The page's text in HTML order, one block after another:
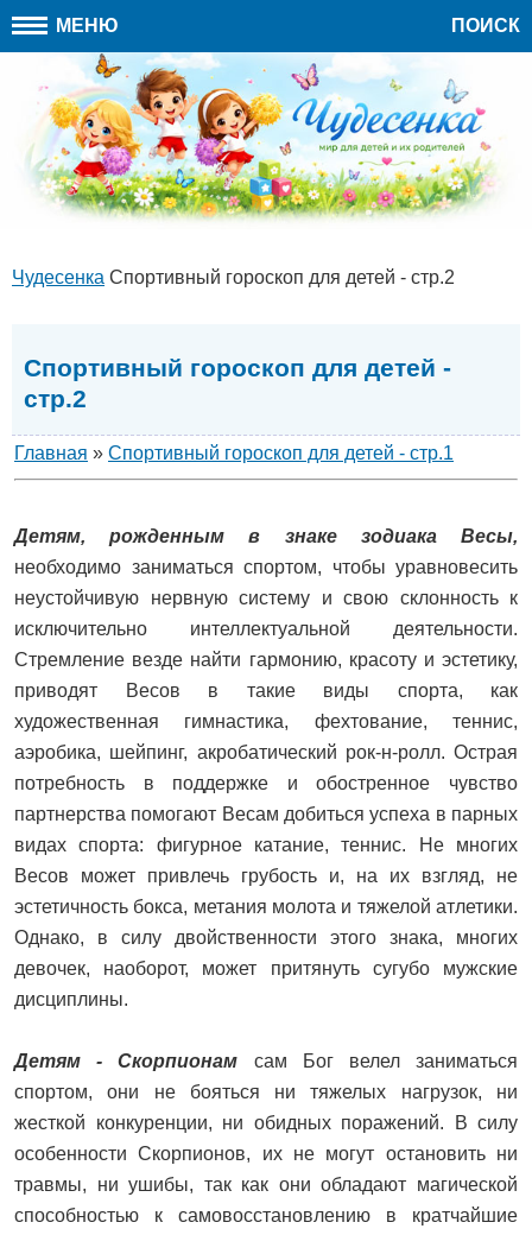
МЕНЮ ПОИСК
Чудесенка Спортивный гороскоп для детей - стр.2
Спортивный гороскоп для детей -
стр.2
Главная » Спортивный гороскоп для детей - стр.1
Детям, рожденным в знаке зодиака Весы,
необходимо заниматься спортом, чтобы уравновесить
неустойчивую нервную систему и свою склонность к
исключительно интеллектуальной деятельности.
Стремление везде найти гармонию, красоту и эстетику,
приводят Весов в такие виды спорта, как
художественная гимнастика, фехтование, теннис,
аэробика, шейпинг, акробатический рок-н-ролл. Острая
потребность в поддержке и обостренное чувство
партнерства помогают Весам добиться успеха в парных
видах спорта: фигурное катание, теннис. Не многих
Весов может привлечь грубость и, на их взгляд, не
эстетичность бокса, метания молота и тяжелой атлетики.
Однако, в силу двойственности этого знака, многих
девочек, наоборот, может притянуть сугубо мужские
дисциплины.
Детям - Скорпионам сам Бог велел заниматься
спортом, они не бояться ни тяжелых нагрузок, ни
жесткой конкуренции, ни обидных поражений. В силу
особенности Скорпионов, их не могут остановить ни
травмы, ни ушибы, так как они обладают магической
способностью к самовосстановлению в кратчайшие